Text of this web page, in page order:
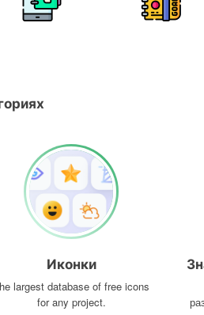
Иконки
largest database of free icons
for any project.